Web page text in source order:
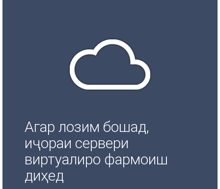
Агар лозим бошад,
иҷораи сервери
виртуалиро фармоиш
диҳед